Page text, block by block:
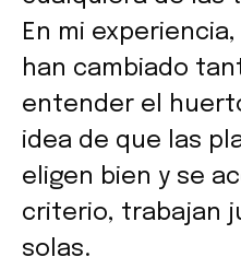
En mi
han cambiado
entender el
idea de que las
eligen bien y se
criterio, trabajan
solas.